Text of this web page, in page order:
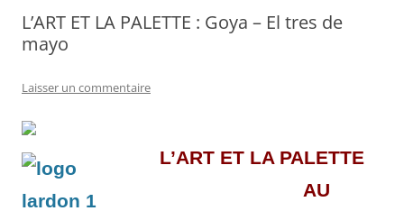
L’ART ET LA PALETTE : Goya – El tres de
mayo
Laisser un commentaire
L’ART ET LA PALETTE
AU